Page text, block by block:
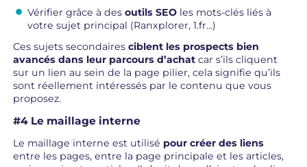
Vérifier grâce à des outils SEOles mots-clés liés à
votre sujet principal (Ranxplorer, 1.fr…)
Ces sujets secondairesciblent les prospects bien
avancés dans leur parcours d’achat car s’ils cliquent
sur un lien au sein de la page pilier, cela signifie qu’ils
sont réellement intéressés par le contenu que vous
proposez.
#4 Le maillage interne
Le maillage interne est utilisé pour créer des liens
entre les pages, entre la page principale et les articles,